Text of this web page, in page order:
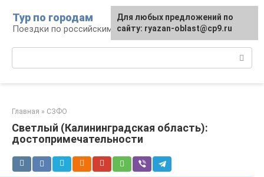
контенту
Тур по городам
Поездки по российским городам
Главная » СЗФО
Светлый (Калининградская область):
достопримечательности
Для любых предложений по
сайту: ryazan-oblast@cp9.ru